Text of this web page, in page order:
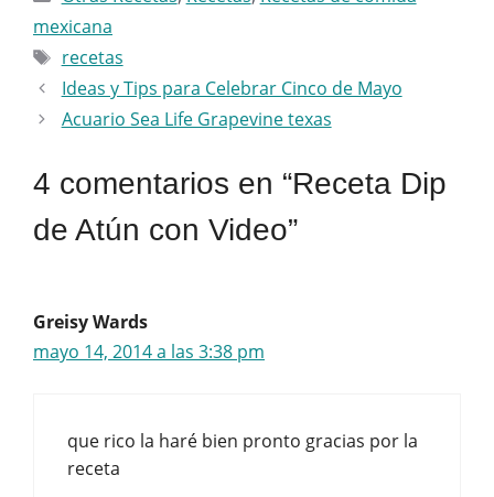
mexicana
Etiquetas
recetas
Ideas y Tips para Celebrar Cinco de Mayo
Acuario Sea Life Grapevine texas
4 comentarios en “Receta Dip
de Atún con Video”
Greisy Wards
mayo 14, 2014 a las 3:38 pm
que rico la haré bien pronto gracias por la
receta